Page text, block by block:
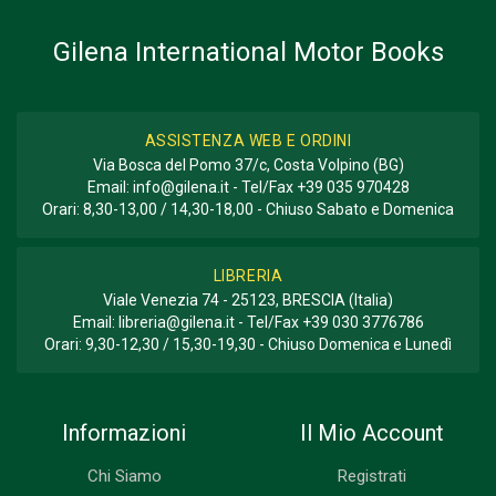
Gilena International Motor Books
ASSISTENZA WEB E ORDINI
Via Bosca del Pomo 37/c, Costa Volpino (BG)
Email: info@gilena.it- Tel/Fax +39 035 970428
Orari: 8,30-13,00 / 14,30-18,00 - Chiuso Sabato e Domenica
LIBRERIA
Viale Venezia 74 - 25123, BRESCIA (Italia)
Email: libreria@gilena.it- Tel/Fax +39 030 3776786
Orari: 9,30-12,30 / 15,30-19,30 - Chiuso Domenica e Lunedì
Informazioni
Chi Siamo
Il Mio Account
Registrati